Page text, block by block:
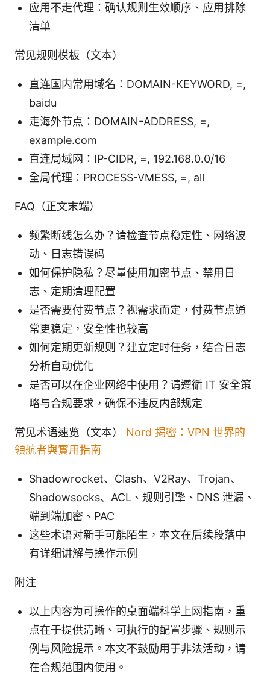
应用不走代理：确认规则生效顺序、应用排除
清单
常见规则模板（文本）
直连国内常用域名：DOMAIN-KEYWORD, =,
baidu
走海外节点：DOMAIN-ADDRESS, =,
example.com
直连局域网：IP-CIDR, =, 192.168.0.0/16
全局代理：PROCESS-VMESS, =, all
FAQ（正文末端）
频繁断线怎么办？请检查节点稳定性、网络波
动、日志错误码
如何保护隐私？尽量使用加密节点、禁用日
志、定期清理配置
是否需要付费节点？视需求而定，付费节点通
常更稳定，安全性也较高
如何定期更新规则？建立定时任务，结合日志
分析自动优化
是否可以在企业网络中使用？请遵循 IT 安全策
略与合规要求，确保不违反内部规定
常见术语速览（文本） Nord 揭密：VPN 世界的
領航者與實用指南
Shadowrocket、Clash、V2Ray、Trojan、
Shadowsocks、ACL、规则引擎、DNS 泄漏、
端到端加密、PAC
这些术语对新手可能陌生，本文在后续段落中
有详细讲解与操作示例
附注
以上内容为可操作的桌面端科学上网指南，重
点在于提供清晰、可执行的配置步骤、规则示
例与风险提示。本文不鼓励用于非法活动，请
在合规范围内使用。